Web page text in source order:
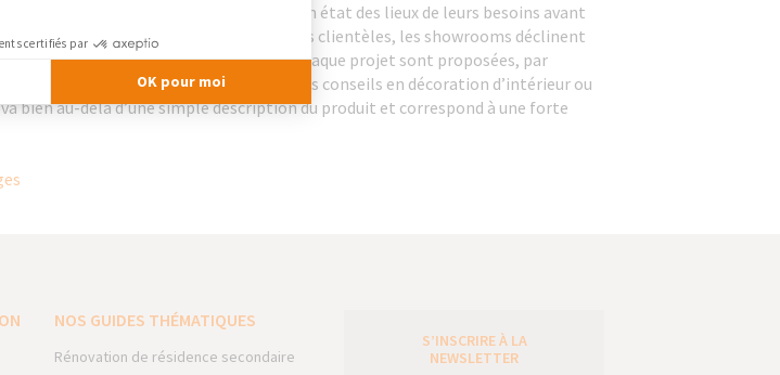
écouter les clients, àdresser avec eux un état des lieux de leurs besoins avant
budget. Pour s’adapter à ses différentes clientèles, les showrooms déclinent
Des solutions techniques adaptées à chaque projet sont proposées, par
réduite. Mais c’est aussi répondre à des conseils en décoration d’intérieur ou
bien au-delà d’une simple description du produit et correspond à une forte
NOS GUIDES THÉMATIQUES
Rénovation de résidence secondaire
S’INSCRIRE À LA
NEWSLETTER
certifiés par
OK pour moi